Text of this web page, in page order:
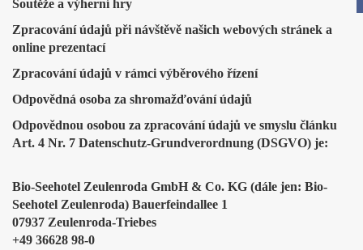
Soutěže a výherní hry
Zpracování údajů při návštěvě našich webových stránek a
online prezentací
Zpracování údajů v rámci výběrového řízení
Odpovědná osoba za shromažďování údajů
Odpovědnou osobou za zpracování údajů ve smyslu článku
Art. 4 Nr. 7 Datenschutz-Grundverordnung (DSGVO) je:
Bio-Seehotel Zeulenroda GmbH & Co. KG (dále jen: Bio-
Seehotel Zeulenroda) Bauerfeindallee 1
07937 Zeulenroda-Triebes
+49 36628 98-0